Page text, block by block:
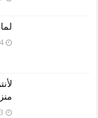
4 فبراير، 2019
3 فبراير، 2019